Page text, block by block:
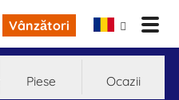
Vânzători
Piese Ocazii